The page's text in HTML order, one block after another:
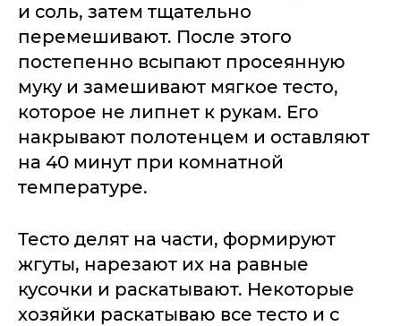
и соль, затем тщательно
перемешивают. После этого
постепенно всыпают просеянную
муку и замешивают мягкое тесто,
которое не липнет к рукам. Его
накрывают полотенцем и оставляют
на 40 минут при комнатной
температуре.
Тесто делят на части, формируют
жгуты, нарезают их на равные
кусочки и раскатывают. Некоторые
хозяйки раскатываю все тесто и с